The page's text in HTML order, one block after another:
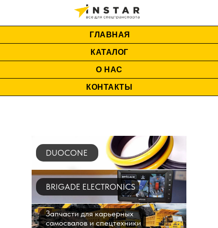
ГЛАВНАЯ
КАТАЛОГ
О НАС
КОНТАКТЫ
DUOCONE
BRIGADE ELECTRONICS
Запчасти для карьерных
самосвалов и спецтехники